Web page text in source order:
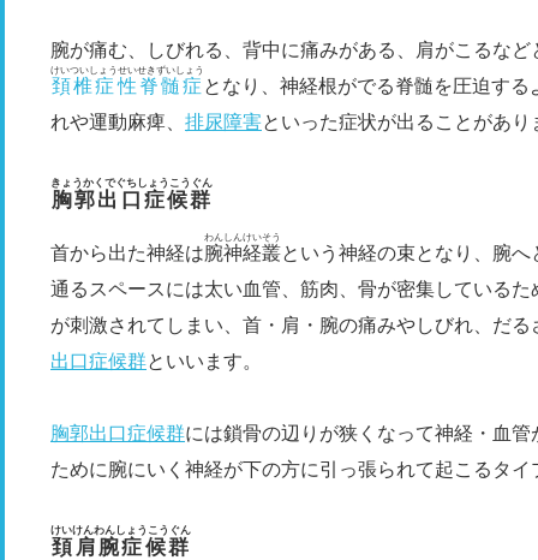
腕が痛む、しびれる、背中に痛みがある、肩がこるな
頚椎症性脊髄症
けいついしょうせいせきずいしょう
となり、神経根がでる脊髄を圧迫す
れや運動麻痺、 排尿障害といった症状が出ることがあり
胸郭出口症候群
きょうかくでぐちしょうこうぐん
首から出た神経は腕神経叢
わんしんけいそう
という神経の束となり、腕
通るスペースには太い血管、筋肉、骨が密集している
が刺激されてしまい、首・肩・腕の痛みやしびれ、だ
出口症候群といいます。
胸郭出口症候群には鎖骨の辺りが狭くなって神経・血
ために腕にいく神経が下の方に引っ張られて起こるタイ
頚肩腕症候群
けいけんわんしょうこうぐん